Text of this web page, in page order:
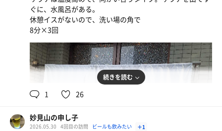
ぐに、水風呂がある。
休憩イスがないので、洗い場の角で
8分×3回
続きを読む
1 26
妙見山の申し子
2026.05.30 4回目の訪問 ビールも飲みたい ＋1